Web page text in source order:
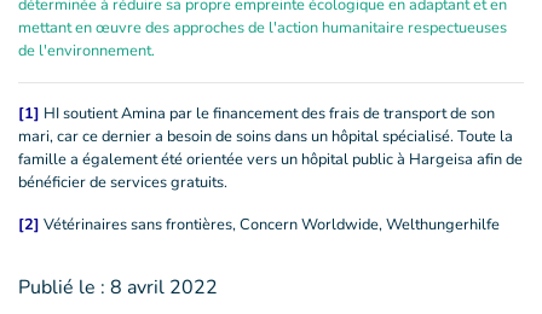
déterminée à réduire sa propre empreinte écologique en adaptant et en
mettant en œuvre des approches de l'action humanitaire respectueuses
de l'environnement.
[1] HI soutient Amina par le financement des frais de transport de son
mari, car ce dernier a besoin de soins dans un hôpital spécialisé. Toute la
famille a également été orientée vers un hôpital public à Hargeisa afin de
bénéficier de services gratuits.
[2] Vétérinaires sans frontières, Concern Worldwide, Welthungerhilfe
Publié le : 8 avril 2022